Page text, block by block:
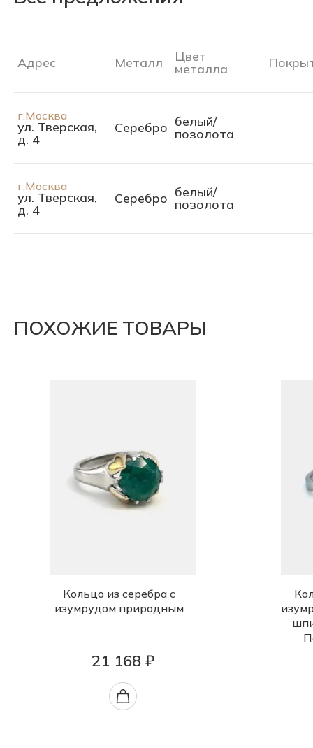
Адрес Металл Цвет
металла
г.Москва
ул. Тверская,
д. 4
Серебро белый/
позолота
г.Москва
ул. Тверская,
д. 4
Серебро белый/
позолота
ПОХОЖИЕ ТОВАРЫ
Кольцо из серебра с
изумрудом природным
21 168 ₽